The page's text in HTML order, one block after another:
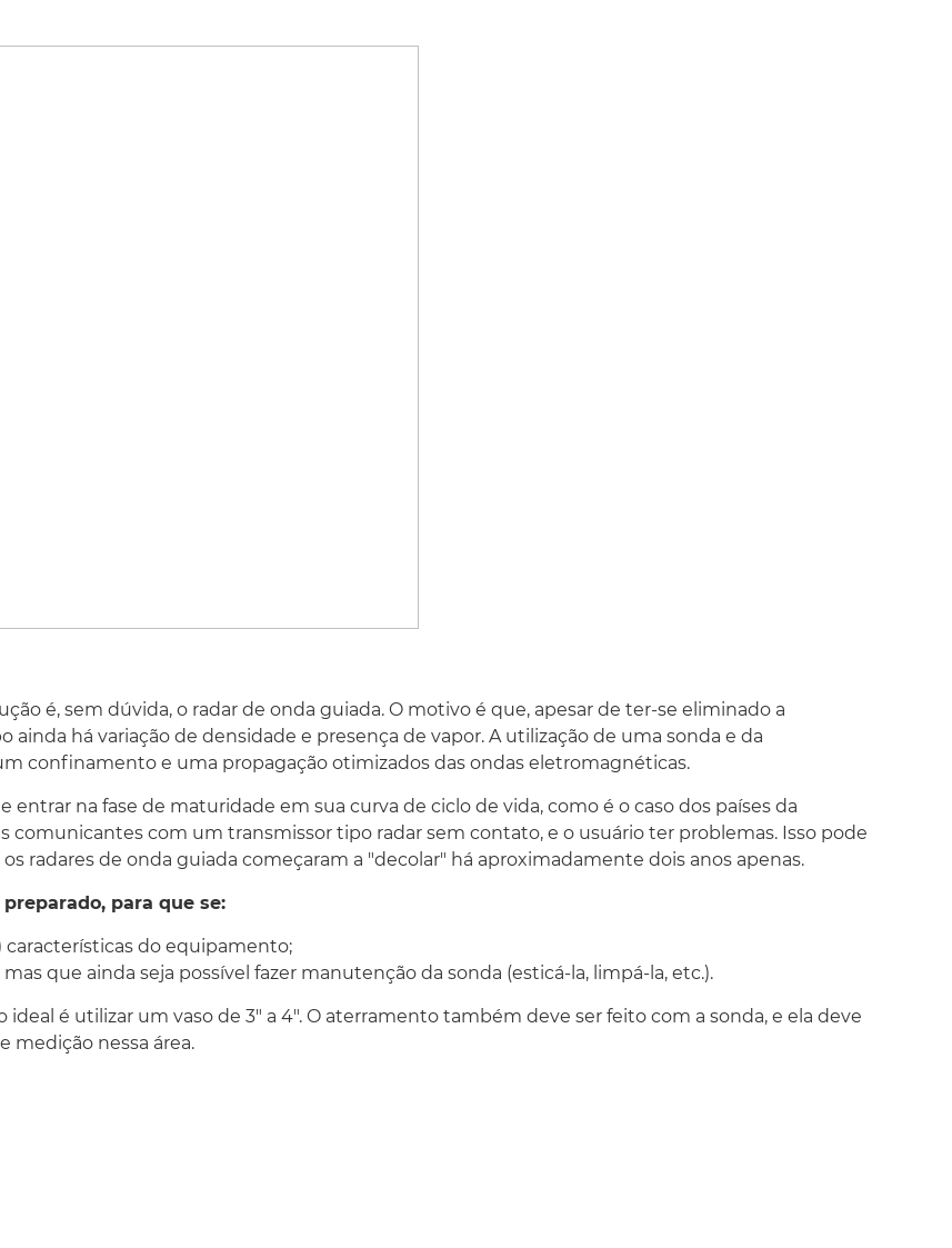
é, sem dúvida, o radar de onda guiada. O motivo é que, apesar de ter-se eliminado a
há variação de densidade e presença de vapor. A utilização de uma sonda e da
confinamento e uma propagação otimizados das ondas eletromagnéticas.
na fase de maturidade em sua curva de ciclo de vida, como é o caso dos países da
comunicantes com um transmissor tipo radar sem contato, e o usuário ter problemas. Isso pode
radares de onda guiada começaram a "decolar" há aproximadamente dois anos apenas.
para que se:
características do equipamento;
que ainda seja possível fazer manutenção da sonda (esticá-la, limpá-la, etc.).
é utilizar um vaso de 3" a 4". O aterramento também deve ser feito com a sonda, e ela deve
medição nessa área.